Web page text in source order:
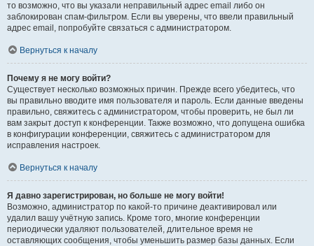
то возможно, что вы указали неправильный адрес email либо он
заблокирован спам-фильтром. Если вы уверены, что ввели правильный
адрес email, попробуйте связаться с администратором.
Вернуться к началу
Почему я не могу войти?
Существует несколько возможных причин. Прежде всего убедитесь, что
вы правильно вводите имя пользователя и пароль. Если данные введены
правильно, свяжитесь с администратором, чтобы проверить, не был ли
вам закрыт доступ к конференции. Также возможно, что допущена ошибка
в конфигурации конференции, свяжитесь с администратором для
исправления настроек.
Вернуться к началу
Я давно зарегистрирован, но больше не могу войти!
Возможно, администратор по какой-то причине деактивировал или
удалил вашу учётную запись. Кроме того, многие конференции
периодически удаляют пользователей, длительное время не
оставляющих сообщения, чтобы уменьшить размер базы данных. Если